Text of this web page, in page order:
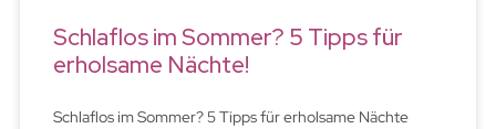
Schlaflos im Sommer? 5 Tipps für
erholsame Nächte!
Schlaflos im Sommer? 5 Tipps für erholsame Nächte